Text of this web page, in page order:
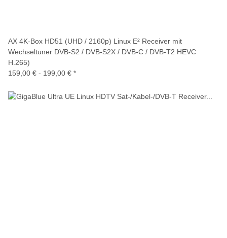
AX 4K-Box HD51 (UHD / 2160p) Linux E² Receiver mit
Wechseltuner DVB-S2 / DVB-S2X / DVB-C / DVB-T2 HEVC
H.265)
159,00 € - 199,00 € *